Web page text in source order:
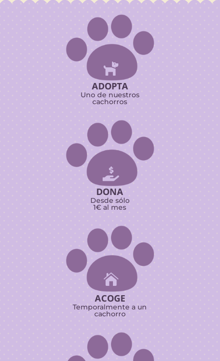

ADOPTA
Uno de nuestros
cachorros

DONA
Desde sólo
1€ al mes

ACOGE
Temporalmente a un
cachorro